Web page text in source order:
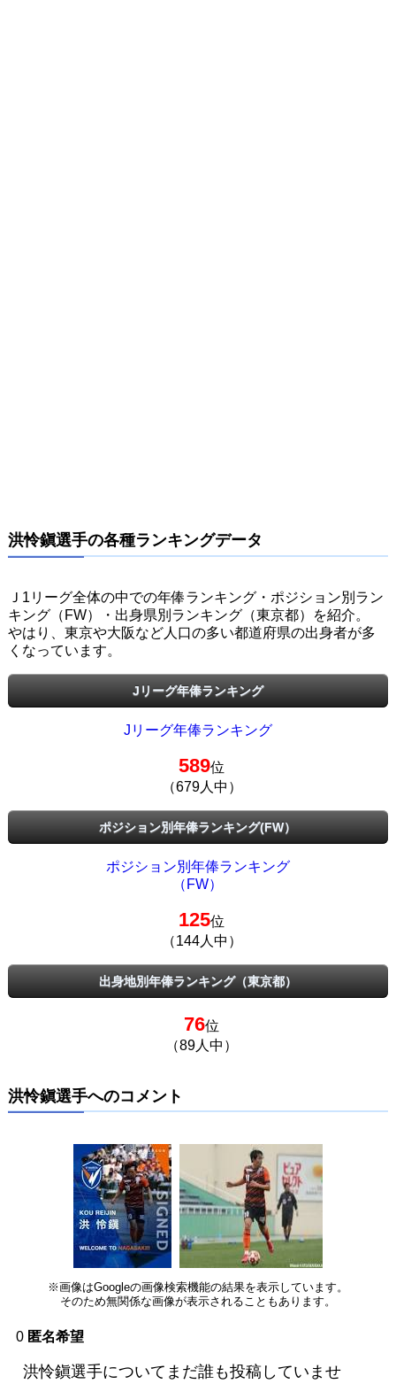
洪怜鎭選手の各種ランキングデータ
Ｊ1リーグ全体の中での年俸ランキング・ポジション別ラン
キング（FW）・出身県別ランキング（東京都）を紹介。
やはり、東京や大阪など人口の多い都道府県の出身者が多
くなっています。
Jリーグ年俸ランキング
Jリーグ年俸ランキング
589位
（679人中）
ポジション別年俸ランキング(FW）
ポジション別年俸ランキング
（FW）
125位
（144人中）
出身地別年俸ランキング（東京都）
76位
（89人中）
洪怜鎭選手へのコメント
※画像はGoogleの画像検索機能の結果を表示しています。
そのため無関係な画像が表示されることもあります。
0 匿名希望
洪怜鎭選手についてまだ誰も投稿していませ